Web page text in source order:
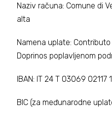
Naziv računa: Comune di
alta
Namena uplate:
Doprinos poplavljenom
IBAN: IT 24 T 03069 02117
BIC (za međunarodne